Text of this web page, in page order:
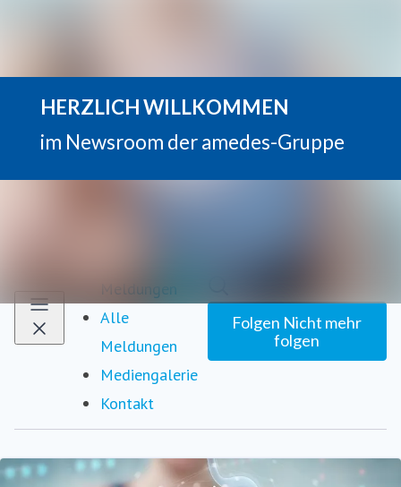
Meldungen
Alle
Meldungen
Mediengalerie
Kontakt
Folgen Nicht mehr
folgen